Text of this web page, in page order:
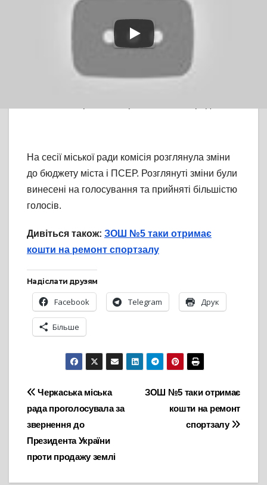
Міськрада прийняла
зміни до бюджету
Від
На сесії міської ради комісія розглянула зміни
до бюджету міста і ПСЕР. Розглянуті зміни були
винесені на голосування та прийняті більшістю
голосів.
Дивіться також: ЗОШ №5 таки отримає
кошти на ремонт спортзалу
Надіслати друзям
Facebook Telegram Друк
Більше
Навігація
записів
ЗОШ №5 таки отримає
кошти на ремонт
спортзалу
Черкаська міська
рада проголосувала за
звернення до
Президента України
проти продажу землі